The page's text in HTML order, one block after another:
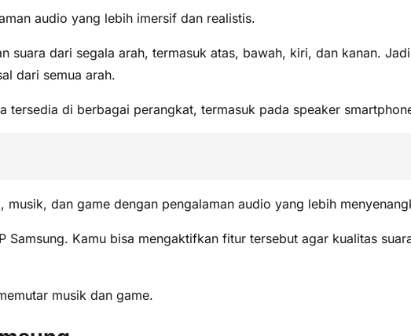
audio yang lebih imersif dan realistis.
dari segala arah, termasuk atas, bawah, kiri, dan kanan.
dari semua arah.
di berbagai perangkat, termasuk pada speaker
dan game dengan pengalaman audio yang lebih
Kamu bisa mengaktifkan fitur tersebut agar kualitas
musik dan game.